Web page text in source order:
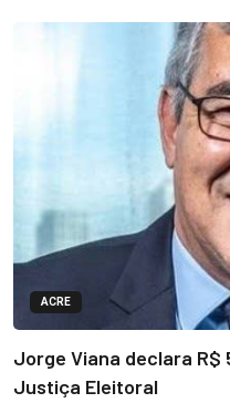
ACRE
Jorge Viana declara R$
Justiça Eleitoral